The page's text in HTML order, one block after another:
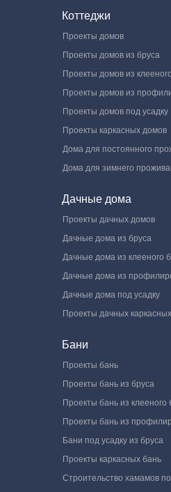
Коттеджи
Проекты домов
Проекты домов из бруса
Проекты домов из
Проекты домов из
Проекты домов под усадку
Проекты каркасных домов
Дома для постоянного
Дома для зимнего
Дачные дома
Проекты дачных домов
Дачные дома из бруса
Дачные дома из клееного
Дачные дома из
Дачные дома под усадку
Проекты дачных
Бани
Проекты бань
Проекты бань из бруса
Проекты бань из клееного
Проекты бань из
Бани под усадку из бруса
Проекты каркасных бань
Строительство хамамов